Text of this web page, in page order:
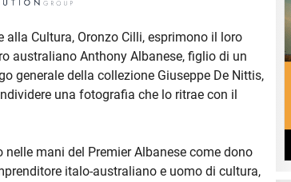
alla Cultura, Oronzo Cilli, esprimono il loro
australiano Anthony Albanese, figlio di un
generale della collezione Giuseppe De Nittis,
una fotografia che lo ritrae con il
mani del Premier Albanese come dono
italo-australiano e uomo di cultura,